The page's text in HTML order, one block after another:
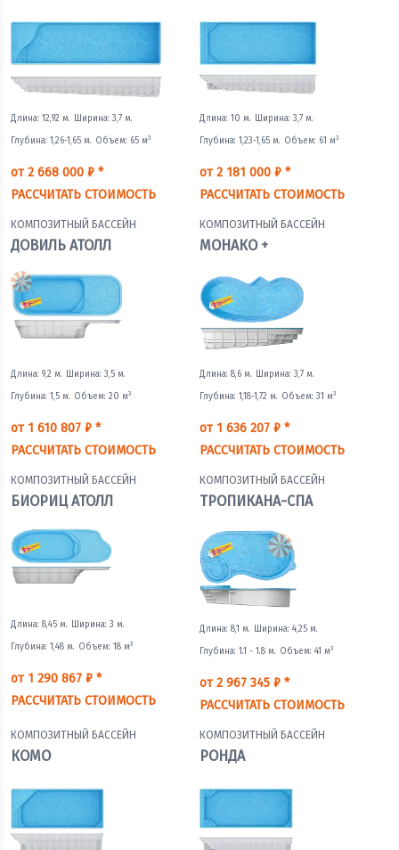
Длина: 12,92 м. Ширина: 3,7 м.
Глубина: 1,26-1,65 м. Объем: 65 м3
от 2 668 000 ₽ *
РАССЧИТАТЬ СТОИМОСТЬ
Длина: 10 м. Ширина: 3,7 м.
Глубина: 1,23-1,65 м. Объем: 61 м3
от 2 181 000 ₽ *
РАССЧИТАТЬ СТОИМОСТЬ
КОМПОЗИТНЫЙ БАССЕЙН
ДОВИЛЬ АТОЛЛ
Длина: 9,2 м. Ширина: 3,5 м.
Глубина: 1,5 м. Объем: 20 м3
от 1 610 807 ₽ *
РАССЧИТАТЬ СТОИМОСТЬ
КОМПОЗИТНЫЙ БАССЕЙН
МОНАКО +
Длина: 8,6 м. Ширина: 3,7 м.
Глубина: 1,18-1,72 м. Объем: 31 м3
от 1 636 207 ₽ *
РАССЧИТАТЬ СТОИМОСТЬ
КОМПОЗИТНЫЙ БАССЕЙН
БИОРИЦ АТОЛЛ
Длина: 8,45 м. Ширина: 3 м.
Глубина: 1,48 м. Объем: 18 м3
от 1 290 867 ₽ *
РАССЧИТАТЬ СТОИМОСТЬ
КОМПОЗИТНЫЙ БАССЕЙН
ТРОПИКАНА-СПА
Длина: 8,1 м. Ширина: 4,25 м.
Глубина: 1.1 - 1.8 м. Объем: 41 м3
от 2 967 345 ₽ *
РАССЧИТАТЬ СТОИМОСТЬ
КОМПОЗИТНЫЙ БАССЕЙН
КОМО
КОМПОЗИТНЫЙ БАССЕЙН
РОНДА